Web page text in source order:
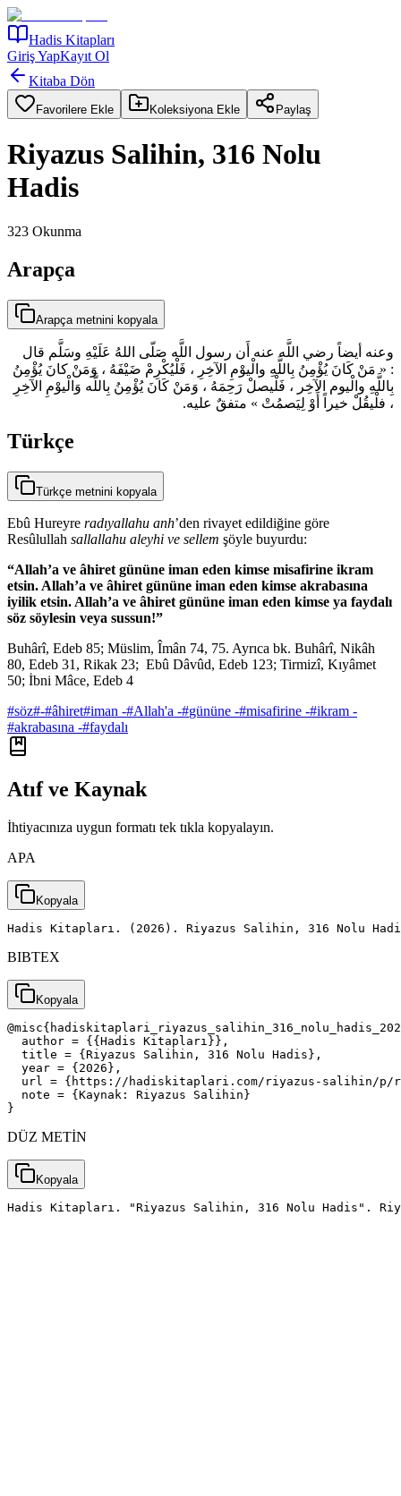
Hadis Kitapları
Giriş YapKayıt Ol
Kitaba Dön
Favorilere Ekle Koleksiyona Ekle Paylaş
Riyazus Salihin, 316 Nolu
Hadis
323 Okunma
Arapça
Arapça metnini kopyala
وعنه أيضاً رضي اللَّه عنه أَن رسول اللَّه صَلّى اللهُ عَلَيْهِ وسَلَّم قال
: « مَنْ كَانَ يُؤْمِنُ بِاللَّهِ والْيوْمِ الآخِرِ ، فَلْيُكْرِمْ ضَيْفَهُ ، وَمَنْ كانَ يُؤْمِنُ
بِاللَّهِ والْيوم الآخِر ، فَلْيصلْ رَحِمَهُ ، وَمَنْ كَانَ يُؤْمِنُ بِاللَّه وَالْيوْمِ الآخِرِ
، فلْيقُلْ خيراً أَوْ لِيَصمُتْ » متفقٌ عليه.
Türkçe
Türkçe metnini kopyala
Ebû Hureyre radıyallahu anh’den rivayet edildiğine göre
Resûlullah sallallahu aleyhi ve sellem şöyle buyurdu:
“Allah’a ve âhiret gününe iman eden kimse misafirine ikram
etsin. Allah’a ve âhiret gününe iman eden kimse akrabasına
iyilik etsin. Allah’a ve âhiret gününe iman eden kimse ya faydalı
söz söylesin veya sussun!”
Buhârî, Edeb 85; Müslim, Îmân 74, 75. Ayrıca bk. Buhârî, Nikâh
80, Edeb 31, Rikak 23; Ebû Dâvûd, Edeb 123; Tirmizî, Kıyâmet
50; İbni Mâce, Edeb 4
#söz#-#âhiret#iman -#Allah'a -#gününe -#misafirine -#ikram -
#akrabasına -#faydalı
Atıf ve Kaynak
İhtiyacınıza uygun formatı tek tıkla kopyalayın.
APA
Kopyala
Hadis Kitapları. (2026). Riyazus Salihin, 316 Nolu
BIBTEX
Kopyala
  author = {{Hadis Kitapları}},
  title = {Riyazus Salihin, 316 Nolu Hadis},
  year = {2026},
url = {https://hadiskitaplari.com/riyazus-salihin/
  note = {Kaynak: Riyazus Salihin}
}
DÜZ METİN
Kopyala
Hadis Kitapları. "Riyazus Salihin, 316 Nolu Hadis".